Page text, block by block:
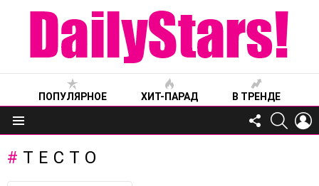
ПОПУЛЯРНОЕ ХИТ-ПАРАД В ТРЕНДЕ
Меню
FOLLOW
US
ТЕСТО